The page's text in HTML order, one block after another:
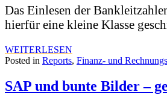
Das Einlesen der
hierfür eine kleine Klasse
WEITERLESEN
Posted in Reports, Finanz- und
SAP und bunte Bilder –